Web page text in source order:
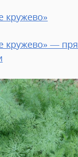
кружево»
кружево» —